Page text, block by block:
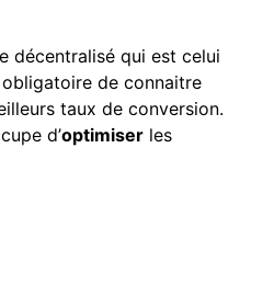
décentralisé qui est celui
de connaitre
taux de conversion.
d’optimiser les